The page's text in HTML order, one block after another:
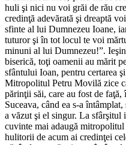
huli şi nici nu voi grăi de rău
credinţă adevărată şi dreaptă
sfinte al lui Dumnezeu Ioane,
tuturor şi în tot locul te voi
minuni al lui Dumnezeu!”.
biserică, toţi oamenii au mărit
sfântului Ioan, pentru certarea
Mitropolitul Petru Movilă zice
părinţii săi, care au fost de
Suceava, când ea s-a
a văzut şi el singur. La sfârşitul
cuvinte mai adaugă mitropolitul
hulitorii de acum ai credinţei